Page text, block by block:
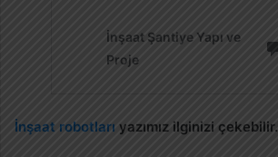
İnşaat robotları yazımız ilginizi çekebilir.